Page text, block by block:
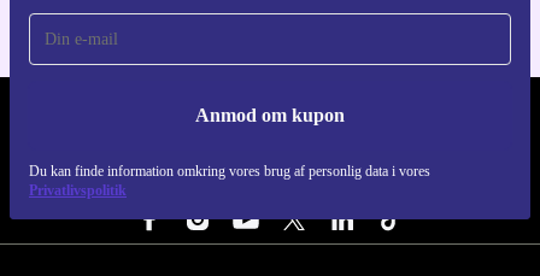
Anmod om kupon
Du kan finde information omkring vores brug af personlig data i vores
Privatlivspolitik
REFURBED DANMARK - RETHINK NEW.
FØLG OS